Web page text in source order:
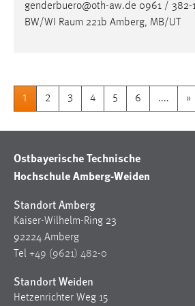
genderbuero@oth-aw.de 0961 / 382-
BW/WI Raum 221b Amberg, MB/UT
1 2 3 4 5 6 .... »
Ostbayerische Technische
Hochschule Amberg-Weiden
Standort Amberg
Kaiser-Wilhelm-Ring 23
92224 Amberg
Tel +49 (9621) 482-0
Standort Weiden
Hetzenrichter Weg 15